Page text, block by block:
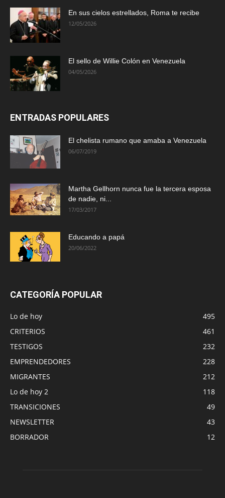
En sus cielos estrellados, Roma te recibe
12/05/2026
El sello de Willie Colón en Venezuela
04/05/2026
ENTRADAS POPULARES
El chelista rumano que amaba a Venezuela
06/07/2019
Martha Gellhorn nunca fue la tercera esposa
de nadie, ni...
17/03/2017
Educando a papá
20/06/2022
CATEGORÍA POPULAR
Lo de hoy
495
CRITERIOS
461
TESTIGOS
232
EMPRENDEDORES
228
MIGRANTES
212
Lo de hoy 2
118
TRANSICIONES
49
NEWSLETTER
43
BORRADOR
12